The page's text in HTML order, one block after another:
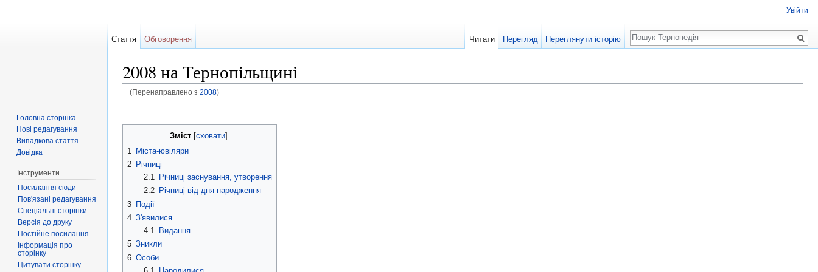
2008 на Тернопільщині
(Перенаправлено з 2008)
Зміст[сховати]
1
Міста-ювіляри
2 Річниці
2.1
Річниці заснування, утворення
2.2
Річниці від дня народження
3 Події
4 З'явилися
4.1
Видання
5 Зникли
6 Особи
Увійти
Стаття Обговорення Читати Перегляд Переглянути історію
Пошук
Головна сторінка
Нові редагування
Випадкова стаття
Довідка
Інструменти
Посилання сюди
Пов'язані редагування
Спеціальні сторінки
Версія до друку
Постійне посилання
Інформація про
сторінку
Цитувати сторінку